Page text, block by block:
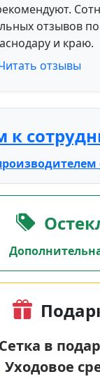
отзывов по
и краю.
отзывы
Сетка в
Уходовое